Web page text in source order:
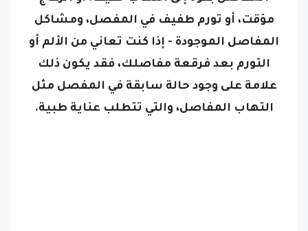
مؤقت، أو تورم طفيف في المفصل، ومشاكل
المفاصل الموجودة - إذا كنت تعاني من الألم أو
التورم بعد فرقعة مفاصلك، فقد يكون ذلك
علامة على وجود حالة سابقة في المفصل مثل
التهاب المفاصل، والتي تتطلب عناية طبية.